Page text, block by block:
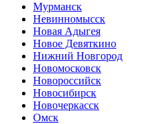
Мурманск
Невинномысск
Новая Адыгея
Новое Девяткино
Нижний Новгород
Новомосковск
Новороссийск
Новосибирск
Новочеркасск
Омск